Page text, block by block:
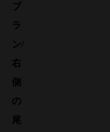
ブ
ラ
ン/
右
側
の
尾